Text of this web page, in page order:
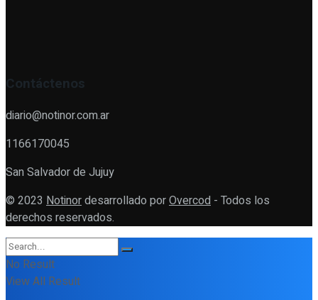
Contáctenos
diario@notinor.com.ar
1166170045
San Salvador de Jujuy
© 2023 Notinordesarrollado porOvercod - Todos los
derechos reservados.
No Result
View All Result